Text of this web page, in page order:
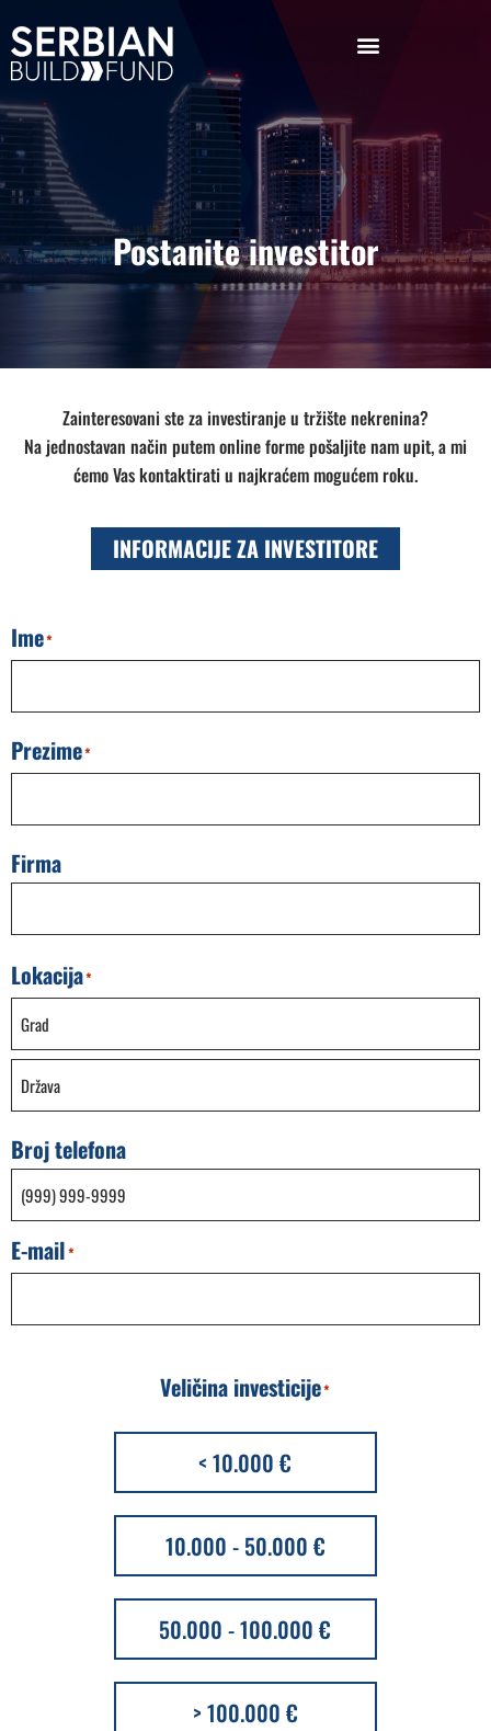
Postanite investitor
Zainteresovani ste za investiranje u tržište nekrenina?
Na jednostavan način putem online forme pošaljite nam upit, a mi
ćemo Vas kontaktirati u najkraćem mogućem roku.
INFORMACIJE ZA INVESTITORE
Ime*
Prezime*
Firma
Lokacija*
Broj telefona
E-mail*
Veličina investicije*
< 10.000 €
10.000 - 50.000 €
50.000 - 100.000 €
> 100.000 €